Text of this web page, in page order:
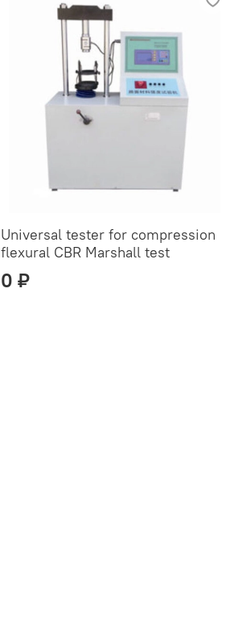
Universal tester for compression
flexural CBR Marshall test
0 ₽